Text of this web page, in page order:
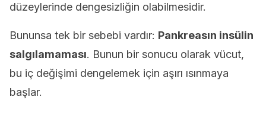
düzeylerinde dengesizliğin olabilmesidir.
Bununsa tek bir sebebi vardır: Pankreasın insülin
salgılamaması. Bunun bir sonucu olarak vücut,
bu iç değişimi dengelemek için aşırı ısınmaya
başlar.